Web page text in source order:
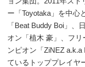
ー「Toyotaka」を中心
「Beat Buddy Boi」
オン「植木 豪」、フ
ンピオン「ZiNEZ
ているトッププレイヤ